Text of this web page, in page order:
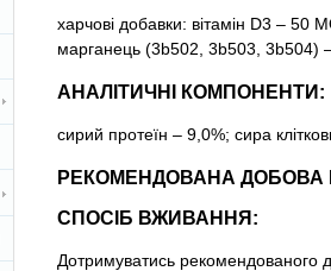
харчові добавки: вітамін D3 –
марганець (3b502, 3b503, 3b504)
АНАЛІТИЧНІ КОМПОНЕНТИ:
сирий протеїн – 9,0%; сира
РЕКОМЕНДОВАНА ДОБОВА
СПОСІБ ВЖИВАННЯ:
Дотримуватись рекомендованого